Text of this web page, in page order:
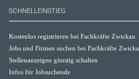
SCHNELLEINSTIEG
Kostenlos registrieren bei Fachkräfte Zwickau
Jobs und Firmen suchen bei Fachkräfte
Stellenanzeigen günstig schalten
Infos für Jobsuchende